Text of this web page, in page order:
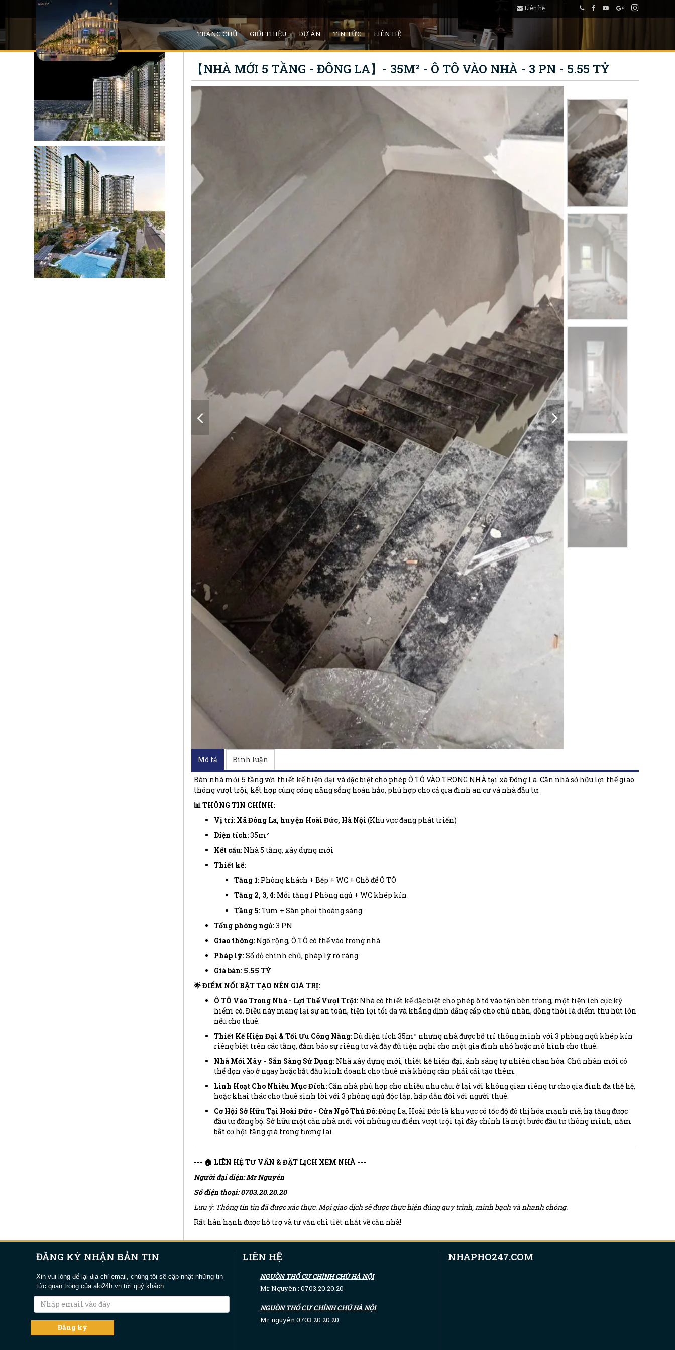
Liên hệ
TRANG CHỦ GIỚI THIỆU DỰ ÁN TIN TỨC LIÊN HỆ
【NHÀ MỚI 5 TẦNG - ĐÔNG LA】- 35M² - Ô TÔ VÀO NHÀ - 3 PN - 5.55 TỶ
Mô tả Bình luận
Bán nhà mới 5 tầng với thiết kế hiện đại và đặc biệt cho phép Ô TÔ VÀO TRONG NHÀ tại xã Đông La. Căn nhà sở hữu lợi thế giao
thông vượt trội, kết hợp cùng công năng sống hoàn hảo, phù hợp cho cả gia đình an cư và nhà đầu tư.
📊 THÔNG TIN CHÍNH:
Vị trí: Xã Đông La, huyện Hoài Đức, Hà Nội (Khu vực đang phát triển)
Diện tích:35m²
Kết cấu:Nhà 5 tầng, xây dựng mới
Thiết kế:
Tầng 1:Phòng khách + Bếp + WC + Chỗ để Ô TÔ
Tầng 2, 3, 4:Mỗi tầng 1 Phòng ngủ + WC khép kín
Tầng 5:Tum + Sân phơi thoáng sáng
Tổng phòng ngủ:3 PN
Giao thông:Ngõ rộng, Ô TÔ có thể vào trong nhà
Pháp lý:Sổ đỏ chính chủ, pháp lý rõ ràng
Giá bán: 5.55 TỶ
🌟 ĐIỂM NỔI BẬT TẠO NÊN GIÁ TRỊ:
Ô TÔ Vào Trong Nhà - Lợi Thế Vượt Trội:Nhà có thiết kế đặc biệt cho phép ô tô vào tận bên trong, một tiện ích cực kỳ
hiếm có. Điều này mang lại sự an toàn, tiện lợi tối đa và khẳng định đẳng cấp cho chủ nhân, đồng thời là điểm thu hút lớn
nếu cho thuê.
Thiết Kế Hiện Đại & Tối Ưu Công Năng:Dù diện tích 35m² nhưng nhà được bố trí thông minh với 3 phòng ngủ khép kín
riêng biệt trên các tầng, đảm bảo sự riêng tư và đầy đủ tiện nghi cho một gia đình nhỏ hoặc mô hình cho thuê.
Nhà Mới Xây - Sẵn Sàng Sử Dụng:Nhà xây dựng mới, thiết kế hiện đại, ánh sáng tự nhiên chan hòa. Chủ nhân mới có
thể dọn vào ở ngay hoặc bắt đầu kinh doanh cho thuê mà không cần phải cải tạo thêm.
Linh Hoạt Cho Nhiều Mục Đích:Căn nhà phù hợp cho nhiều nhu cầu: ở lại với không gian riêng tư cho gia đình đa thế hệ,
hoặc khai thác cho thuê sinh lời với 3 phòng ngủ độc lập, hấp dẫn đối với người thuê.
Cơ Hội Sở Hữu Tại Hoài Đức - Cửa Ngõ Thủ Đô:Đông La, Hoài Đức là khu vực có tốc độ đô thị hóa mạnh mẽ, hạ tầng được
đầu tư đồng bộ. Sở hữu một căn nhà mới với những ưu điểm vượt trội tại đây chính là một bước đầu tư thông minh, nắm
bắt cơ hội tăng giá trong tương lai.
--- 🏠 LIÊN HỆ TƯ VẤN & ĐẶT LỊCH XEM NHÀ ---
Người đại diện: Mr Nguyên
Số điện thoại: 0703.20.20.20
Lưu ý: Thông tin tin đã được xác thực. Mọi giao dịch sẽ được thực hiện đúng quy trình, minh bạch và nhanh chóng.
Rất hân hạnh được hỗ trợ và tư vấn chi tiết nhất về căn nhà!
ĐĂNG KÝ NHẬN BẢN TIN
Xin vui lòng để lại địa chỉ email, chúng tôi sẽ cập nhật những tin
tức quan trọng của alo24h.vn tới quý khách
LIÊN HỆ
NGUỒN THỔ CƯ CHÍNH CHỦ HÀ NỘI
Mr Nguyên : 0703.20.20.20
NGUỒN THỔ CƯ CHÍNH CHỦ HÀ NỘI
Mr nguyên 0703.20.20.20
NHAPHO247.COM